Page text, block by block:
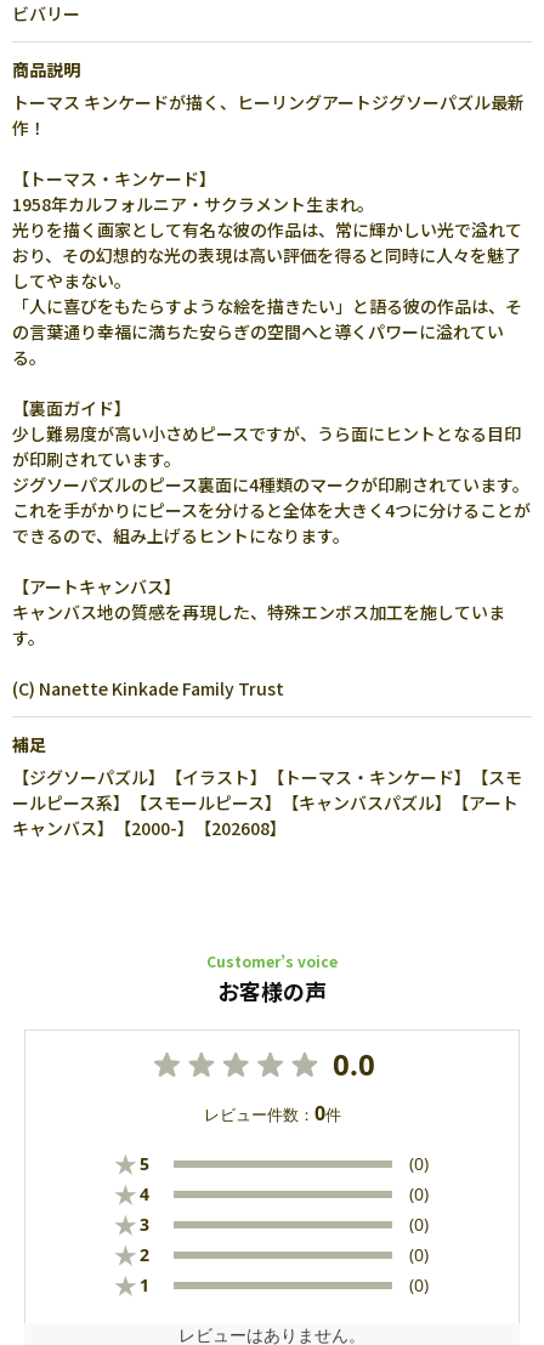
ビバリー
商品説明
トーマス キンケードが描く、ヒーリングアートジグソーパズル最新
作！
【トーマス・キンケード】
1958年カルフォルニア・サクラメント生まれ。
光りを描く画家として有名な彼の作品は、常に輝かしい光で溢れて
おり、その幻想的な光の表現は高い評価を得ると同時に人々を魅了
してやまない。
「人に喜びをもたらすような絵を描きたい」と語る彼の作品は、そ
の言葉通り幸福に満ちた安らぎの空間へと導くパワーに溢れてい
る。
【裏面ガイド】
少し難易度が高い小さめピースですが、うら面にヒントとなる目印
が印刷されています。
ジグソーパズルのピース裏面に4種類のマークが印刷されています。
これを手がかりにピースを分けると全体を大きく4つに分けることが
できるので、組み上げるヒントになります。
【アートキャンバス】
キャンバス地の質感を再現した、特殊エンボス加工を施していま
す。
(C) Nanette Kinkade Family Trust
補足
【ジグソーパズル】【イラスト】【トーマス・キンケード】【スモ
ールピース系】【スモールピース】【キャンバスパズル】【アート
キャンバス】【2000-】【202608】
Customer’s voice
お客様の声
0.0
レビュー件数： 0件
★5 (0)
★4 (0)
★3 (0)
★2 (0)
★ 1 (0)
レビューはありません。